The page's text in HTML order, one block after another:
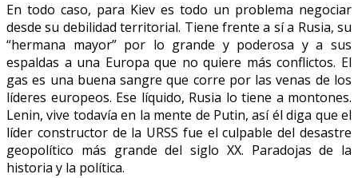
En todo caso, para Kiev es todo un problema negociar
desde su debilidad territorial. Tiene frente a sí a Rusia, su
“hermana mayor” por lo grande y poderosa y a sus
espaldas a una Europa que no quiere más conflictos. El
gas es una buena sangre que corre por las venas de los
líderes europeos. Ese líquido, Rusia lo tiene a montones.
Lenin, vive todavía en la mente de Putin, así él diga que el
líder constructor de la URSS fue el culpable del desastre
geopolítico más grande del siglo XX. Paradojas de la
historia y la política.